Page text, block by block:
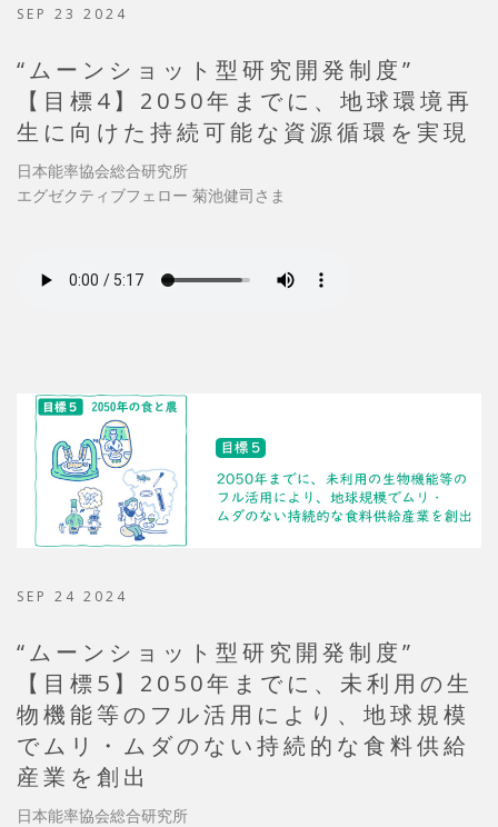
SEP 23 2024
“ムーンショット型研究開発制度”
【目標4】2050年までに、地球環境再
生に向けた持続可能な資源循環を実現
日本能率協会総合研究所
エグゼクティブフェロー 菊池健司さま
SEP 24 2024
“ムーンショット型研究開発制度”
【目標5】2050年までに、未利用の生
物機能等のフル活用により、地球規模
でムリ・ムダのない持続的な食料供給
産業を創出
日本能率協会総合研究所